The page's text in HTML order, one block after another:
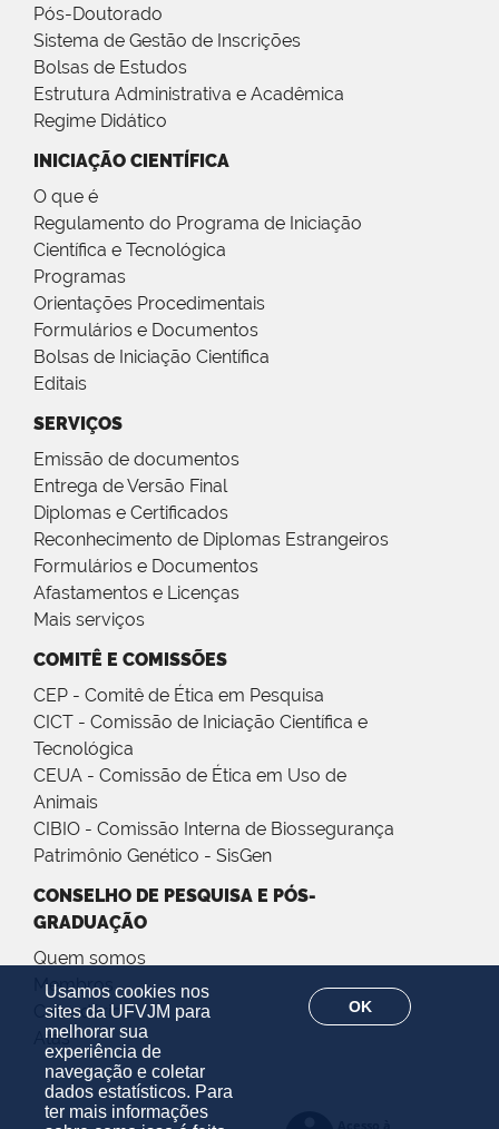
Usamos cookies nos
sites da UFVJM para
melhorar sua
experiência de
navegação e coletar
dados estatísticos. Para
ter mais informações
OK
Pós-Doutorado
Sistema de Gestão de Inscrições
Bolsas de Estudos
Estrutura Administrativa e Acadêmica
Regime Didático
INICIAÇÃO CIENTÍFICA
O que é
Regulamento do Programa de Iniciação
Científica e Tecnológica
Programas
Orientações Procedimentais
Formulários e Documentos
Bolsas de Iniciação Científica
Editais
SERVIÇOS
Emissão de documentos
Entrega de Versão Final
Diplomas e Certificados
Reconhecimento de Diplomas Estrangeiros
Formulários e Documentos
Afastamentos e Licenças
Mais serviços
COMITÊ E COMISSÕES
CEP - Comitê de Ética em Pesquisa
CICT - Comissão de Iniciação Científica e
Tecnológica
CEUA - Comissão de Ética em Uso de
Animais
CIBIO - Comissão Interna de Biossegurança
Patrimônio Genético - SisGen
CONSELHO DE PESQUISA E PÓS-
GRADUAÇÃO
Quem somos
Membros
Calendário
Atas